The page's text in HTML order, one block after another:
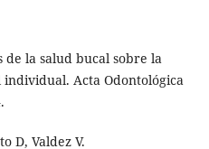
de la salud bucal sobre la
Acta Odontológica
D, Valdez V.